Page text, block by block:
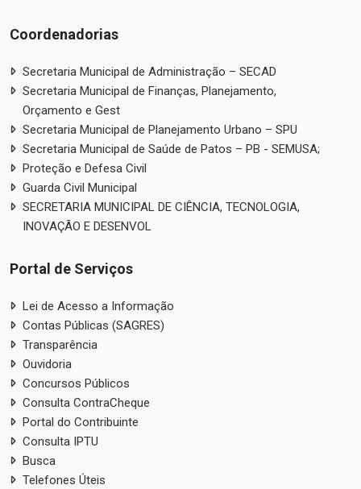
Coordenadorias
Secretaria Municipal de Administração – SECAD
Secretaria Municipal de Finanças, Planejamento,
Orçamento e Gest
Secretaria Municipal de Planejamento Urbano – SPU
Secretaria Municipal de Saúde de Patos – PB - SEMUSA;
Proteção e Defesa Civil
Guarda Civil Municipal
SECRETARIA MUNICIPAL DE CIÊNCIA, TECNOLOGIA,
INOVAÇÃO E DESENVOL
Portal de Serviços
Lei de Acesso a Informação
Contas Públicas (SAGRES)
Transparência
Ouvidoria
Concursos Públicos
Consulta ContraCheque
Portal do Contribuinte
Consulta IPTU
Busca
Telefones Úteis